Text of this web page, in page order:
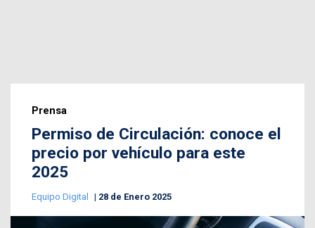
Prensa
Permiso de Circulación: conoce el
precio por vehículo para este
2025
Equipo Digital 28 de Enero 2025